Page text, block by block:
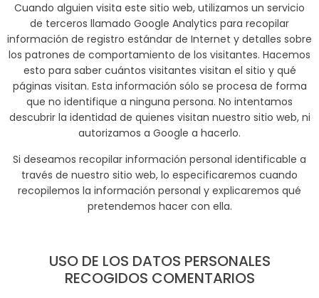
Cuando alguien visita este sitio web, utilizamos un servicio
de terceros llamado Google Analytics para recopilar
información de registro estándar de Internet y detalles sobre
los patrones de comportamiento de los visitantes. Hacemos
esto para saber cuántos visitantes visitan el sitio y qué
páginas visitan. Esta información sólo se procesa de forma
que no identifique a ninguna persona. No intentamos
descubrir la identidad de quienes visitan nuestro sitio web, ni
autorizamos a Google a hacerlo.
Si deseamos recopilar información personal identificable a
través de nuestro sitio web, lo especificaremos cuando
recopilemos la información personal y explicaremos qué
pretendemos hacer con ella.
USO DE LOS DATOS PERSONALES
RECOGIDOS COMENTARIOS